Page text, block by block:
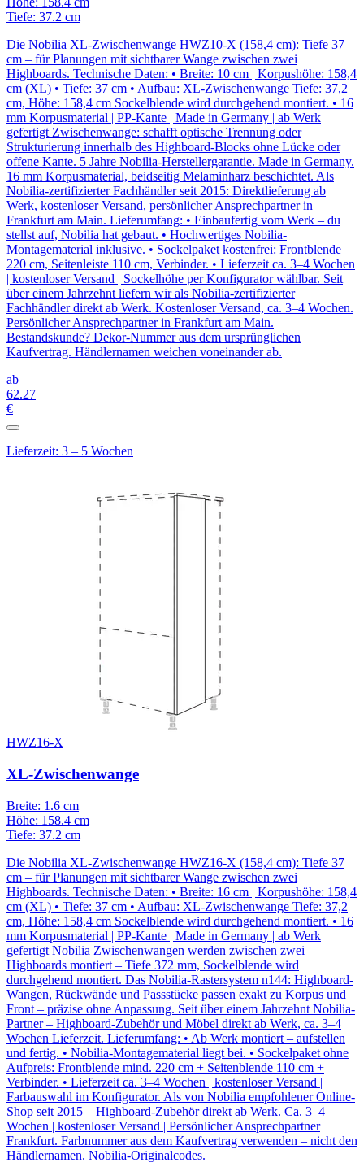
Tiefe: 37.2 cm
Die Nobilia XL-Zwischenwange HWZ10-X (158,4 cm): Tiefe 37
cm – für Planungen mit sichtbarer Wange zwischen zwei
Highboards. Technische Daten: • Breite: 10 cm | Korpushöhe: 158,4
cm (XL) • Tiefe: 37 cm • Aufbau: XL-Zwischenwange Tiefe: 37,2
cm, Höhe: 158,4 cm Sockelblende wird durchgehend montiert. • 16
mm Korpusmaterial | PP-Kante | Made in Germany | ab Werk
gefertigt Zwischenwange: schafft optische Trennung oder
Strukturierung innerhalb des Highboard-Blocks ohne Lücke oder
offene Kante. 5 Jahre Nobilia-Herstellergarantie. Made in Germany.
16 mm Korpusmaterial, beidseitig Melaminharz beschichtet. Als
Nobilia-zertifizierter Fachhändler seit 2015: Direktlieferung ab
Werk, kostenloser Versand, persönlicher Ansprechpartner in
Frankfurt am Main. Lieferumfang: • Einbaufertig vom Werk – du
stellst auf, Nobilia hat gebaut. • Hochwertiges Nobilia-
Montagematerial inklusive. • Sockelpaket kostenfrei: Frontblende
220 cm, Seitenleiste 110 cm, Verbinder. • Lieferzeit ca. 3–4 Wochen
| kostenloser Versand | Sockelhöhe per Konfigurator wählbar. Seit
über einem Jahrzehnt liefern wir als Nobilia-zertifizierter
Fachhändler direkt ab Werk. Kostenloser Versand, ca. 3–4 Wochen.
Persönlicher Ansprechpartner in Frankfurt am Main.
Bestandskunde? Dekor-Nummer aus dem ursprünglichen
Kaufvertrag. Händlernamen weichen voneinander ab.
ab
62.27
€
Lieferzeit: 3 – 5 Wochen
HWZ16-X
XL-Zwischenwange
Breite: 1.6 cm
Höhe: 158.4 cm
Tiefe: 37.2 cm
Die Nobilia XL-Zwischenwange HWZ16-X (158,4 cm): Tiefe 37
cm – für Planungen mit sichtbarer Wange zwischen zwei
Highboards. Technische Daten: • Breite: 16 cm | Korpushöhe: 158,4
cm (XL) • Tiefe: 37 cm • Aufbau: XL-Zwischenwange Tiefe: 37,2
cm, Höhe: 158,4 cm Sockelblende wird durchgehend montiert. • 16
mm Korpusmaterial | PP-Kante | Made in Germany | ab Werk
gefertigt Nobilia Zwischenwangen werden zwischen zwei
Highboards montiert – Tiefe 372 mm, Sockelblende wird
durchgehend montiert. Das Nobilia-Rastersystem n144: Highboard-
Wangen, Rückwände und Passstücke passen exakt zu Korpus und
Front – präzise ohne Anpassung. Seit über einem Jahrzehnt Nobilia-
Partner – Highboard-Zubehör und Möbel direkt ab Werk, ca. 3–4
Wochen Lieferzeit. Lieferumfang: • Ab Werk montiert – aufstellen
und fertig. • Nobilia-Montagematerial liegt bei. • Sockelpaket ohne
Aufpreis: Frontblende mind. 220 cm + Seitenblende 110 cm +
Verbinder. • Lieferzeit ca. 3–4 Wochen | kostenloser Versand |
Farbauswahl im Konfigurator. Als von Nobilia empfohlener Online-
Shop seit 2015 – Highboard-Zubehör direkt ab Werk. Ca. 3–4
Wochen | kostenloser Versand | Persönlicher Ansprechpartner
Frankfurt. Farbnummer aus dem Kaufvertrag verwenden – nicht den
Händlernamen. Nobilia-Originalcodes.